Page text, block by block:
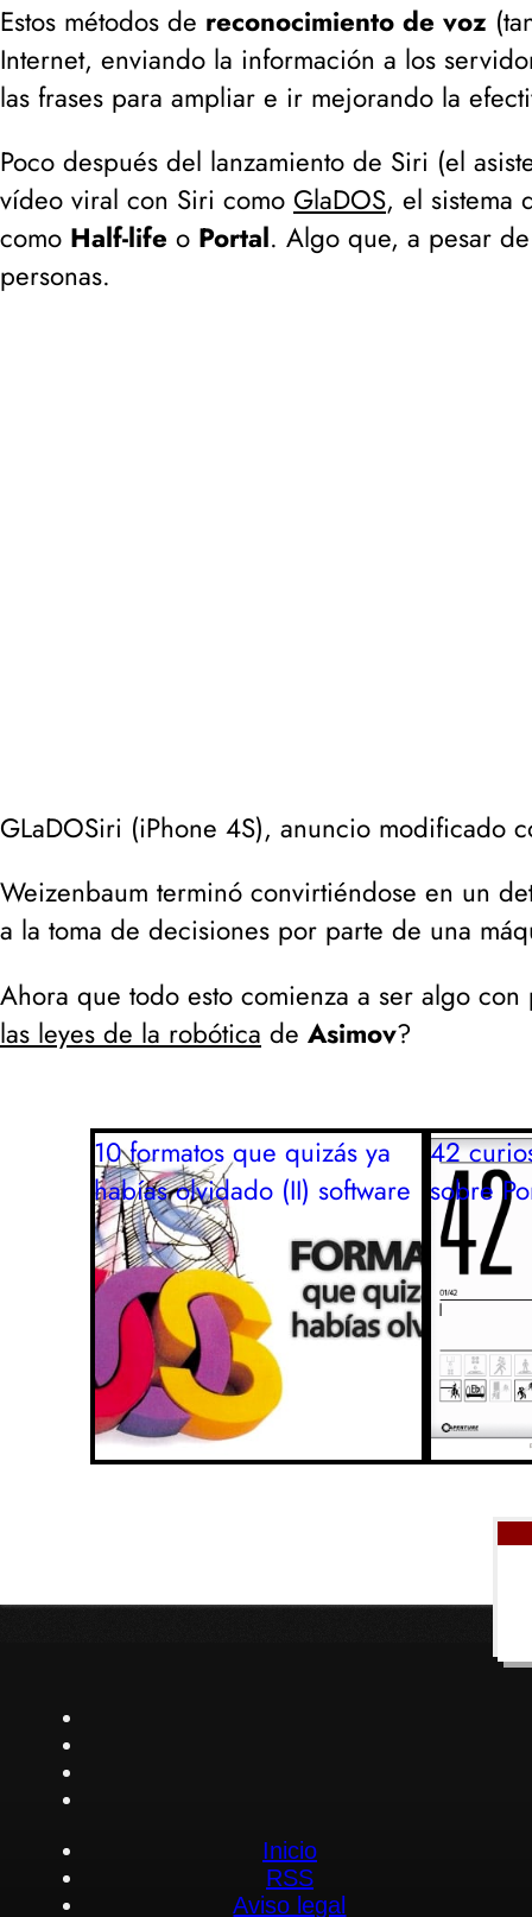
Estos métodos de reconocimiento de voz (
Internet, enviando la información a los
las frases para ampliar e ir mejorando la
Poco después del lanzamiento de Siri (el
vídeo viral con Siri como GlaDOS, el sistema
como Half-life o Portal. Algo que, a pesar
personas.
GLaDOSiri (iPhone 4S), anuncio modificado
Weizenbaum terminó convirtiéndose en un
a la toma de decisiones por parte de una
Ahora que todo esto comienza a ser algo
las leyes de la robótica de Asimov?
10 formatos que quizás ya
habías olvidado (II) software
42
sobre
Inicio
RSS
Aviso legal